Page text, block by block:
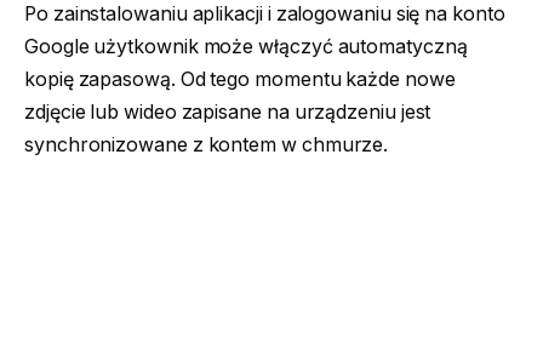
Po zainstalowaniu aplikacji i zalogowaniu się na konto
Google użytkownik może włączyć automatyczną
kopię zapasową. Od tego momentu każde nowe
zdjęcie lub wideo zapisane na urządzeniu jest
synchronizowane z kontem w chmurze.